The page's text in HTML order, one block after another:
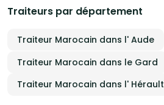
Traiteurs par département
Traiteur Marocain dans l' Aude
Traiteur Marocain dans le Gard
Traiteur Marocain dans l' Hérault